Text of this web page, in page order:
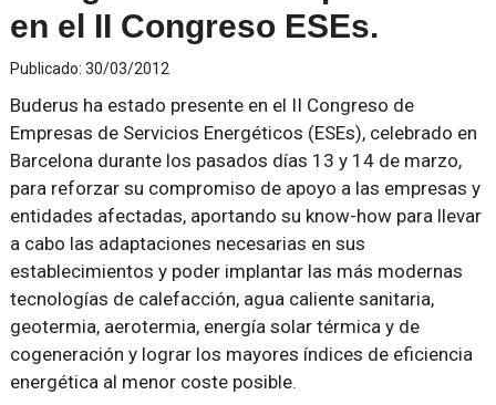
en el II Congreso ESEs.
Publicado: 30/03/2012
Buderus ha estado presente en el II Congreso de
Empresas de Servicios Energéticos (ESEs), celebrado en
Barcelona durante los pasados días 13 y 14 de marzo,
para reforzar su compromiso de apoyo a las empresas y
entidades afectadas, aportando su know-how para llevar
a cabo las adaptaciones necesarias en sus
establecimientos y poder implantar las más modernas
tecnologías de calefacción, agua caliente sanitaria,
geotermia, aerotermia, energía solar térmica y de
cogeneración y lograr los mayores índices de eficiencia
energética al menor coste posible.